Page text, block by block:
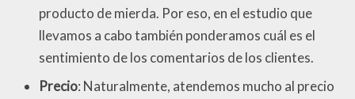
producto de mierda. Por eso, en el estudio que
llevamos a cabo también ponderamos cuál es el
sentimiento de los comentarios de los clientes.
Precio: Naturalmente, atendemos mucho al precio